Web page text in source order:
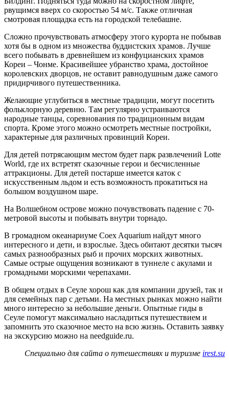
рвущимся вверх со скоростью 54 м/с. Также отличная
смотровая площадка есть на городской телебашне.
Сложно прочувствовать атмосферу этого курорта не побывав
хотя бы в одном из множества буддистских храмов. Лучше
всего побывать в древнейшем из конфуцианских храмов
Кореи – Чонме. Красивейшее убранство храма, достойное
королевских дворцов, не оставит равнодушным даже самого
придирчивого путешественника.
Желающие углубиться в местные традиции, могут посетить
фольклорную деревню. Там регулярно устраиваются
народные танцы, соревнования по традиционным видам
спорта. Кроме этого можно осмотреть местные постройки,
характерные для различных провинций Кореи.
Для детей потрясающим местом будет парк развлечений Lotte
World, где их встретят сказочные герои и бесчисленные
аттракционы. Для детей постарше имеется каток с
искусственным льдом и есть возможность прокатиться на
большом воздушном шаре.
На Волшебном острове можно почувствовать падение с 70-
метровой высоты и побывать внутри торнадо.
В громадном океанариуме Coex Aquarium найдут много
интересного и дети, и взрослые. Здесь обитают десятки тысяч
самых разнообразных рыб и прочих морских животных.
Самые острые ощущения возникают в туннеле с акулами и
громадными морскими черепахами.
В общем отдых в Сеуле хорош как для компании друзей, так и
для семейных пар с детьми. На местных рынках можно найти
много интересно за небольшие деньги. Опытные гиды в
Сеуле помогут максимально насладиться путешествием и
запомнить это сказочное место на всю жизнь. Оставить заявку
на экскурсию можно на needguide.ru.
Специально для сайта о путешествиях и туризме irest.su